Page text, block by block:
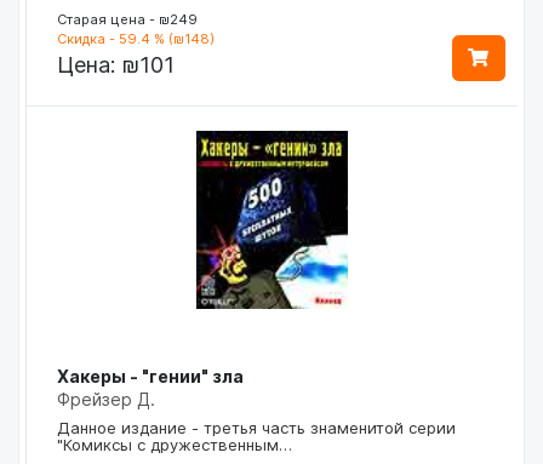
Старая цена - ₪249
Скидка - 59.4 % (₪148)
Цена: ₪101
Хакеры - "гении" зла
Фрейзер Д.
Данное издание - третья часть знаменитой серии
"Комиксы с дружественным…